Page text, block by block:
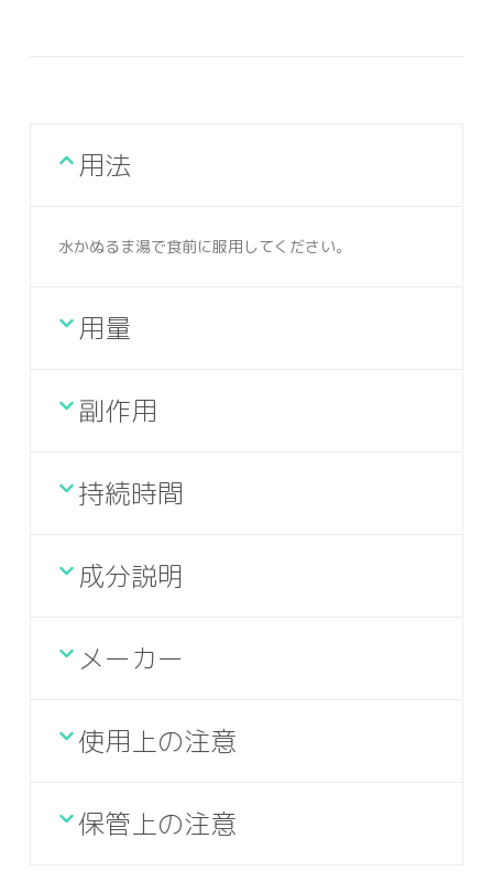
用法
水かぬるま湯で食前に服用してください。
用量
副作用
持続時間
成分説明
メーカー
使用上の注意
保管上の注意